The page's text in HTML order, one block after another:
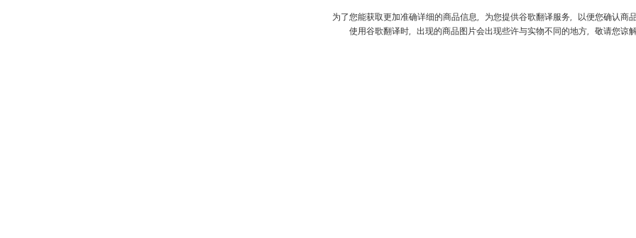
为了您能获取更加准确详细的商品信息，为您提供谷歌翻译服务，以便您确认商品
使用谷歌翻译时，出现的商品图片会出现些许与实物不同的地方，敬请您谅解